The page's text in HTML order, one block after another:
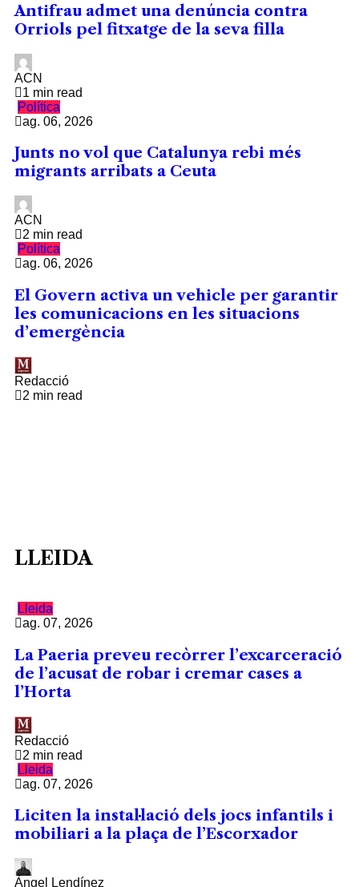
Antifrau admet una denúncia contra
Orriols pel fitxatge de la seva filla
ACN
1 min read
Política
ag. 06, 2026
Junts no vol que Catalunya rebi més
migrants arribats a Ceuta
ACN
2 min read
Política
ag. 06, 2026
El Govern activa un vehicle per garantir
les comunicacions en les situacions
d’emergència
Redacció
2 min read
LLEIDA
Lleida
ag. 07, 2026
La Paeria preveu recòrrer l’excarceració
de l’acusat de robar i cremar cases a
l’Horta
Redacció
2 min read
Lleida
ag. 07, 2026
Liciten la instal·lació dels jocs infantils i
mobiliari a la plaça de l’Escorxador
Àngel Lendínez